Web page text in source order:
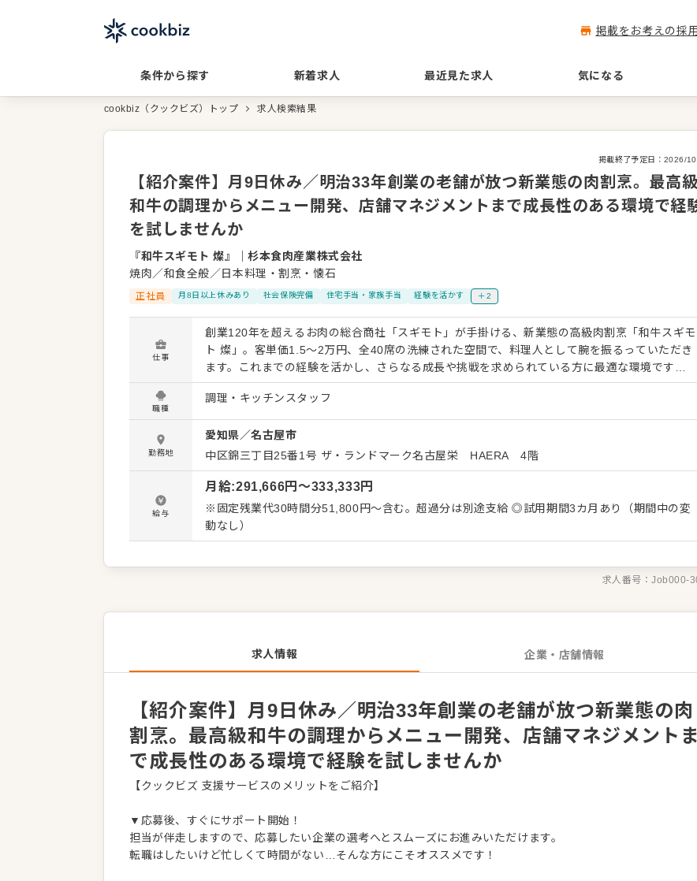
掲載をお考えの採
条件から探す 新着求人 最近見た求人 気になる
cookbiz（クックビズ）トップ 求人検索結果
掲載終了予定日： 2026/
【紹介案件】月9日休み／明治33年創業の老舗が放つ新業態の肉割烹。最高級
和牛の調理からメニュー開発、店舗マネジメントまで成長性のある環境で経
を試しませんか
『和牛スギモト 燦』 ｜杉本食肉産業株式会社
焼肉／和食全般／日本料理・割烹・懐石
正社員 月8日以上休みあり 社会保険完備 住宅手当・家族手当 経験を活かす ＋2
仕事
創業120年を超えるお肉の総合商社「スギモト」が手掛ける、新業態の高級肉割烹「和牛スギモ
ト 燦」。客単価1.5～2万円、全40席の洗練された空間で、料理人として腕を振るっていただき
ます。これまでの経験を活かし、さらなる成長や挑戦を求められている方に最適な環境です。
業務は最高級和牛の磨き（トリミング）や仕込みから、コースに合わせた繊細な火入れなど調
理全般。さらにカウンター越しにお肉の部位による旨みの違い等を解説しながら、お客様の目
の前で切り出しや盛り付けを行うライブ感ある料理提供を行います。ゆくゆくはメニューの企
画・開発や店舗マネジメント業務まで携わることが可能です。 ■お任せする業務 ・最高級和牛
の磨きや仕込み業務 ・コースに合わせた繊細な火入れ・調理全般 ・カウンター越しでのライブ
感ある料理提供 ・メニュー企画・開発、店舗マネジメント ＜おすすめポイント＞ 歴史と実績
を持つ老舗企業だからこそ、安定した基盤の上で腰を据えて長く働ける環境が整っています。
新店舗の展開といった成長性もあり、モチベーション高く上を目指せます。充実した福利厚生
や休日制度により、仕事とプライベートのバランスを保ちながら無理なく活躍を続けられま
す。安定と挑戦が両立する舞台で、あなたの力を発揮してください。
職種
調理・キッチンスタッフ
勤務地
愛知県／名古屋市
中区錦三丁目25番1号 ザ・ランドマーク名古屋栄 HAERA 4階
給与
月給:291,666円〜333,333円
※固定残業代30時間分51,800円～含む。超過分は別途支給 ◎試用期間3カ月あり（期間中の変
動なし）
求人番号：Job000-
求人情報 企業・店舗情報
【紹介案件】月9日休み／明治33年創業の老舗が放つ新業態の肉
割烹。最高級和牛の調理からメニュー開発、店舗マネジメントま
で成長性のある環境で経験を試しませんか
【クックビズ 支援サービスのメリットをご紹介】
▼応募後、すぐにサポート開始！
担当が伴走しますので、応募したい企業の選考へとスムーズにお進みいただけます。
転職はしたいけど忙しくて時間がない…そんな方にこそオススメです！